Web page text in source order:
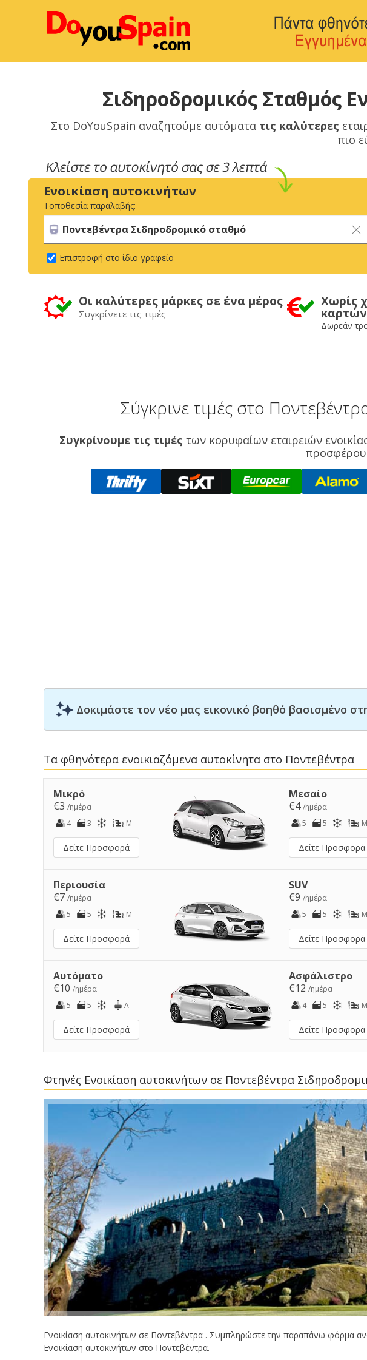
Σιδηροδρομικός Σταθμός
Στο DoYouSpain αναζητούμε αυτόματα τις καλύτερες
πιο
Ενοικίαση αυτοκινήτων
Τοποθεσία παραλαβής:
Επιστροφή στο ίδιο γραφείο
Οι καλύτερες μάρκες σε ένα μέρος
Συγκρίνετε τις τιμές
Χωρίς
καρτών
Δωρεάν
Σύγκρινε τιμές στο
Συγκρίνουμε τις τιμές των κορυφαίων εταιρειών
Δοκιμάστε τον νέο μας εικονικό βοηθό βασισμένο
Τα φθηνότερα ενοικιαζόμενα αυτοκίνητα στο Ποντεβέντρα
Μικρό
€3 /ημέρα
4
3 M
Δείτε Προσφορά
Μεσαίο
€4/ημέρα
5
5 M
Δείτε Προσφορά
Περιουσία
€7 /ημέρα
5
5 M
Δείτε Προσφορά
SUV
€9/ημέρα
5
5 M
Δείτε Προσφορά
Αυτόματο
€10 /ημέρα
5
5 A
Δείτε Προσφορά
Ασφάλιστρο
€12/ημέρα
4
5 M
Δείτε Προσφορά
Φτηνές Ενοικίαση αυτοκινήτων σε Ποντεβέντρα
Ενοικίαση αυτοκινήτων σε Ποντεβέντρα . Συμπληρώστε την παραπάνω φόρμα
Ενοικίαση αυτοκινήτων στο Ποντεβέντρα.